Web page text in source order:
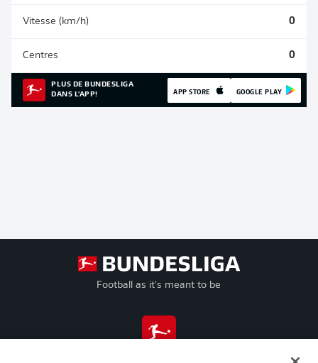
Vitesse (km/h) 0
Centres 0
PLUS DE BUNDESLIGA
DANS L'APP!
APP STORE GOOGLE PLAY
Football as it's meant to be